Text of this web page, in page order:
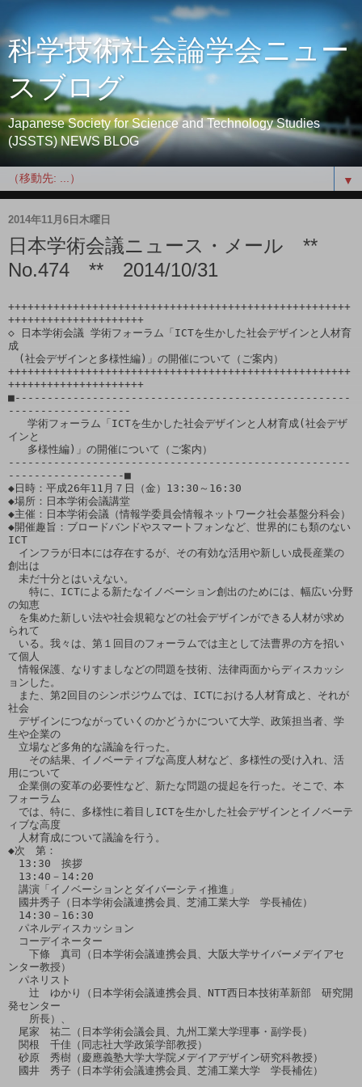
科学技術社会論学会ニュー
スブログ
Japanese Society for Science and Technology Studies
(JSSTS) NEWS BLOG
▼
2014年11月6日木曜日
日本学術会議ニュース・メール **
No.474 ** 2014/10/31
+++++++++++++++++++++++++++++++++++++++++++++++++++++
+++++++++++++++++++++
◇ 日本学術会議 学術フォーラム「ICTを生かした社会デザインと人材育
成
(社会デザインと多様性編)」の開催について（ご案内）
+++++++++++++++++++++++++++++++++++++++++++++++++++++
+++++++++++++++++++++
■----------------------------------------------------
-------------------
インと
-----------------------------------------------------
------------------■
◆日時：平成26年11月７日（金）13:30～16:30
◆場所：日本学術会議講堂
◆主催：日本学術会議（情報学委員会情報ネットワーク社会基盤分科会）
◆開催趣旨：ブロードバンドやスマートフォンなど、世界的にも類のない
ICT
インフラが日本には存在するが、その有効な活用や新しい成長産業の
創出は
未だ十分とはいえない。
特に、ICTによる新たなイノベーション創出のためには、幅広い分野
の知恵
を集めた新しい法や社会規範などの社会デザインができる人材が求め
られて
いる。我々は、第１回目のフォーラムでは主として法曹界の方を招い
て個人
情報保護、なりすましなどの問題を技術、法律両面からディスカッシ
ョンした。
また、第2回目のシンポジウムでは、ICTにおける人材育成と、それが
社会
デザインにつながっていくのかどうかについて大学、政策担当者、学
生や企業の
立場など多角的な議論を行った。
その結果、イノベーティブな高度人材など、多様性の受け入れ、活
用について
企業側の変革の必要性など、新たな問題の提起を行った。そこで、本
フォーラム
では、特に、多様性に着目しICTを生かした社会デザインとイノベーテ
ィブな高度
人材育成について議論を行う。
◆次　第：
13:30　挨拶
13:40－14:20
講演「イノベーションとダイバーシティ推進」
國井秀子（日本学術会議連携会員、芝浦工業大学　学長補佐）
14:30－16:30
パネルディスカッション
コーデイネーター
下條　真司（日本学術会議連携会員、大阪大学サイバーメデイアセ
ンター教授）
パネリスト
辻　ゆかり（日本学術会議連携会員、NTT西日本技術革新部　研究開
発センター
所長）、
尾家　祐二（日本学術会議会員、九州工業大学理事・副学長）
関根　千佳（同志社大学政策学部教授）
砂原　秀樹（慶應義塾大学大学院メデイアデザイン研究科教授）
國井　秀子（日本学術会議連携会員、芝浦工業大学　学長補佐）